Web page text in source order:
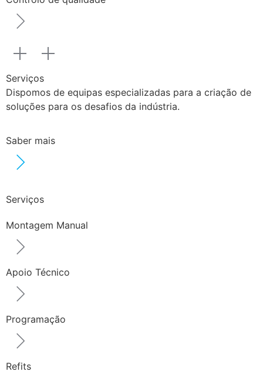
Serviços
Dispomos de equipas especializadas para a criação de
soluções para os desafios da indústria.
Saber mais
Serviços
Montagem Manual
Apoio Técnico
Programação
Refits